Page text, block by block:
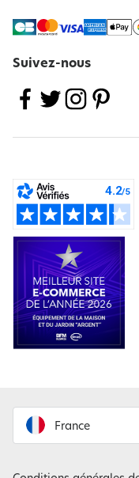
Suivez-nous
France